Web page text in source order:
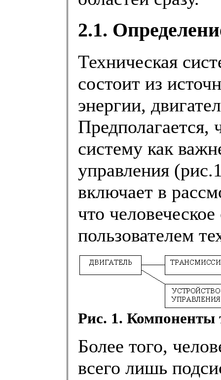
2.1.
Техническая
состоит из
энергии,
Предполагается,
систему как
управления
включает в
что
пользователем
Рис. 1. Компоненты
Более того,
всего лишь